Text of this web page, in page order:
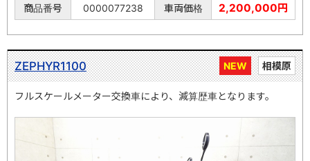
商品番号 0000077238 車両価格 2,200,000円
NEW 相模原
ZEPHYR1100
フルスケールメーター交換車により、減算歴車となります。